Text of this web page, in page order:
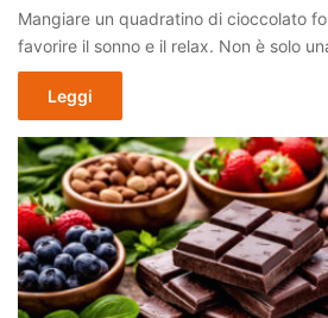
Mangiare un quadratino di cioccolato
favorire il sonno e il relax. Non è solo
Leggi